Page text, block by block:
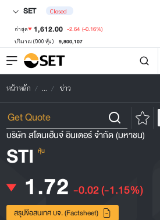
SET Closed
ล่าสุด 1,612.00 -2.64 (-0.16%)
ปริมาณ ('000 หุ้น) 9,800,107
หน้าหลัก ... ข่าว
บริษัท สโตนเฮ้นจ์ อินเตอร์ จำกัด (มหาชน)
STI หุ้น
1.72 -0.02(-1.15%)
สรุปข้อสนเทศ บจ. (Factsheet)